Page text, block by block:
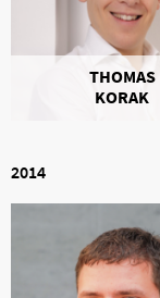
THOMAS
KORAK
2014